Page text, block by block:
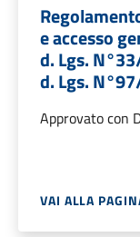
e accesso
d. Lgs.
d. Lgs.
Approvato con
VAI ALLA